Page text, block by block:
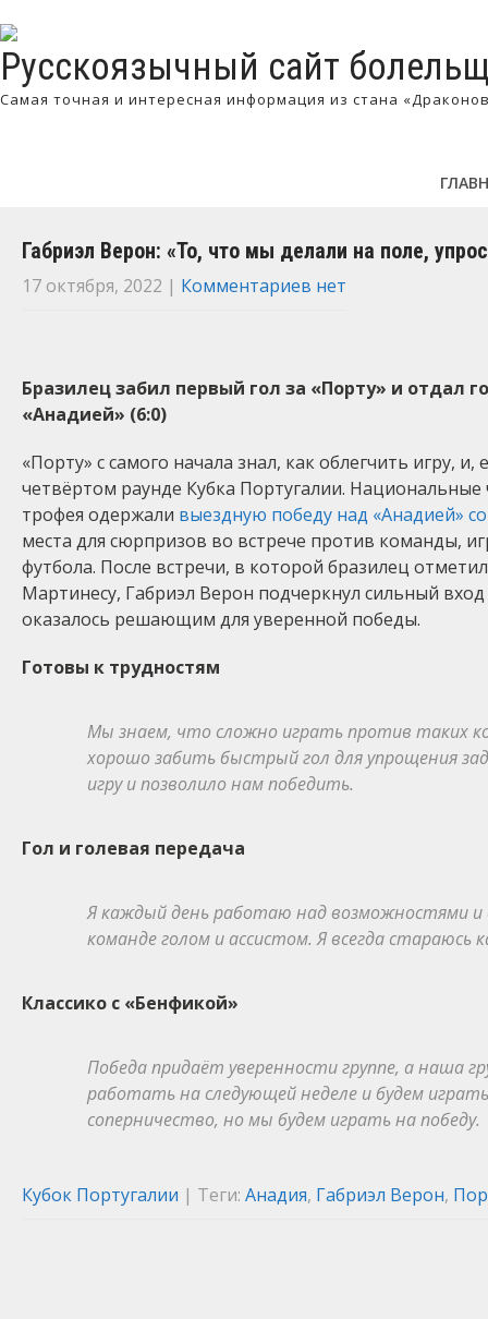
Русскоязычный сайт
Самая точная и интересная информация из стана
Габриэл Верон: «То, что мы делали на поле,
17 октября, 2022 | Комментариев нет
Бразилец забил первый гол за «Порту» и отдал
«Анадией» (6:0)
«Порту» с самого начала знал, как облегчить игру,
четвёртом раунде Кубка Португалии.
трофея одержали выездную победу над «Анадией»
места для сюрпризов во встрече против команды,
футбола. После встречи, в которой бразилец
Мартинесу, Габриэл Верон подчеркнул сильный
оказалось решающим для уверенной победы.
Готовы к трудностям
Мы знаем, что сложно играть против таких
хорошо забить быстрый гол для упрощения
игру и позволило нам победить.
Гол и голевая передача
Я каждый день работаю над возможностями и
команде голом и ассистом. Я всегда стараюсь
Классико с «Бенфикой»
Победа придаёт уверенности группе, а наша
работать на следующей неделе и будем
соперничество, но мы будем играть на победу.
Кубок Португалии | Теги: Анадия, Габриэл Верон,